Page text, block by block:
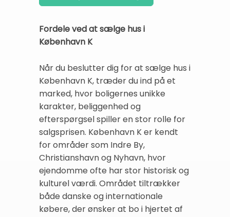
Fordele ved at sælge hus i
København K
Når du beslutter dig for at sælge hus i
København K, træder du ind på et
marked, hvor boligernes unikke
karakter, beliggenhed og
efterspørgsel spiller en stor rolle for
salgsprisen. København K er kendt
for områder som Indre By,
Christianshavn og Nyhavn, hvor
ejendomme ofte har stor historisk og
kulturel værdi. Området tiltrækker
både danske og internationale
købere, der ønsker at bo i hjertet af